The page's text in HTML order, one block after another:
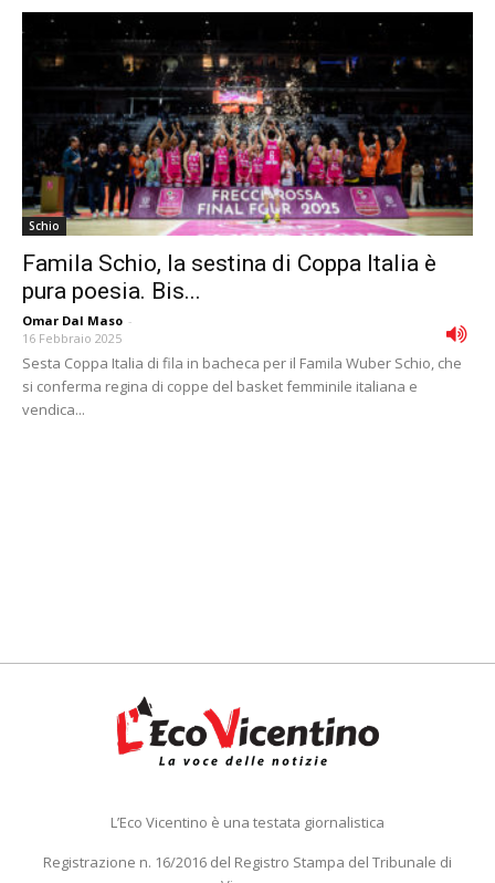
Schio
Famila Schio, la sestina di Coppa Italia è
pura poesia. Bis...
Omar Dal Maso -
16 Febbraio 2025
Sesta Coppa Italia di fila in bacheca per il Famila Wuber Schio, che
si conferma regina di coppe del basket femminile italiana e
vendica...
L’Eco Vicentino è una testata giornalistica
Registrazione n. 16/2016 del Registro Stampa del Tribunale di